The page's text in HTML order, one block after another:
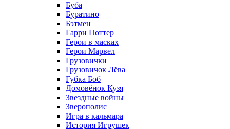
Буба
Буратино
Бэтмен
Гарри Поттер
Герои в масках
Герои Марвел
Грузовички
Грузовичок Лёва
Губка Боб
Домовёнок Кузя
Звездные войны
Зверополис
Игра в кальмара
История Игрушек